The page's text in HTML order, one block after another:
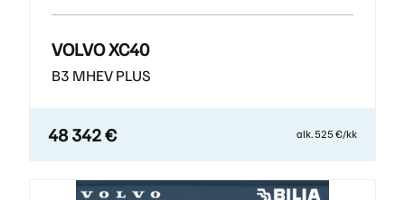
VOLVO XC40
B3 MHEV PLUS
48 342 € alk. 525 €/kk